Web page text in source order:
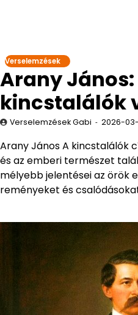
Verselemzések
Arany János:
kincstalálók
Verselemzések Gabi 2026-03-
Arany János A kincstalálók
és az emberi természet
mélyebb jelentései az örök
reményeket és